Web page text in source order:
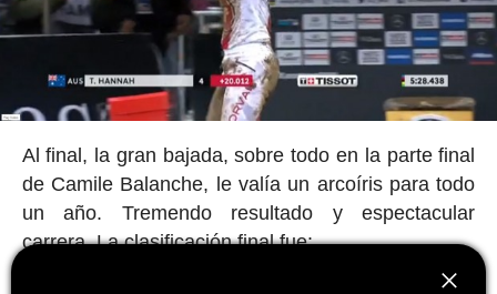
Al final, la gran bajada, sobre todo en la parte final
de Camile Balanche, le valía un arcoíris para todo
un año. Tremendo resultado y espectacular
carrera. La clasificación final fue: